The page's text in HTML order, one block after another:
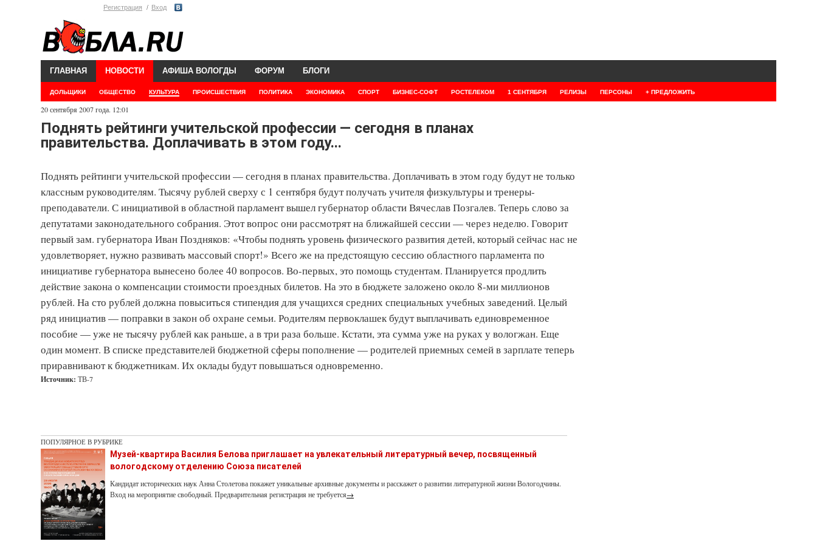
Регистрация Вход
ГЛАВНАЯ НОВОСТИ
ДОЛЬЩИКИ ОБЩЕСТВО КУЛЬТУРА ПРОИСШЕСТВИЯ ПОЛИТИКА ЭКОНОМИКА СПОРТ БИЗНЕС-СОФТ РОСТЕЛЕКОМ 1 СЕНТЯБРЯ РЕЛИЗЫ ПЕРСОНЫ + ПРЕДЛОЖИТЬ
АФИША ВОЛОГДЫ ФОРУМ БЛОГИ
20 сентября 2007 года. 12:01
Поднять рейтинги учительской профессии — сегодня в планах
правительства. Доплачивать в этом году...
Поднять рейтинги учительской профессии — сегодня в планах правительства. Доплачивать в этом году будут не только
классным руководителям. Тысячу рублей сверху с 1 сентября будут получать учителя физкультуры и тренеры-
преподаватели. С инициативой в областной парламент вышел губернатор области Вячеслав Позгалев. Теперь слово за
депутатами законодательного собрания. Этот вопрос они рассмотрят на ближайшей сессии — через неделю. Говорит
первый зам. губернатора Иван Поздняков: «Чтобы поднять уровень физического развития детей, который сейчас нас не
удовлетворяет, нужно развивать массовый спорт!» Всего же на предстоящую сессию областного парламента по
инициативе губернатора вынесено более 40 вопросов. Во-первых, это помощь студентам. Планируется продлить
действие закона о компенсации стоимости проездных билетов. На это в бюджете заложено около 8-ми миллионов
рублей. На сто рублей должна повыситься стипендия для учащихся средних специальных учебных заведений. Целый
ряд инициатив — поправки в закон об охране семьи. Родителям первоклашек будут выплачивать единовременное
пособие — уже не тысячу рублей как раньше, а в три раза больше. Кстати, эта сумма уже на руках у вологжан. Еще
один момент. В списке представителей бюджетной сферы пополнение — родителей приемных семей в зарплате теперь
приравнивают к бюджетникам. Их оклады будут повышаться одновременно.
Источник: ТВ-7
ПОПУЛЯРНОЕ В РУБРИКЕ
Музей-квартира Василия Белова приглашает на увлекательный литературный вечер, посвященный
вологодскому отделению Союза писателей
Кандидат исторических наук Анна Столетова покажет уникальные архивные документы и расскажет о развитии литературной жизни Вологодчины.
Вход на мероприятие свободный. Предварительная регистрация не требуется→